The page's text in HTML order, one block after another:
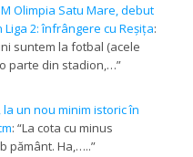
Olimpia Satu Mare, debut
2: înfrângere cu Reșița:
suntem la fotbal (acele
parte din stadion,…”
la un nou minim istoric în
: “La cota cu minus
pământ. Ha,…..”